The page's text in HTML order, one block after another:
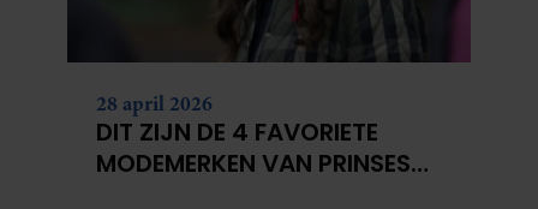
28 april 2026
DIT ZIJN DE 4 FAVORIETE
MODEMERKEN VAN PRINSES